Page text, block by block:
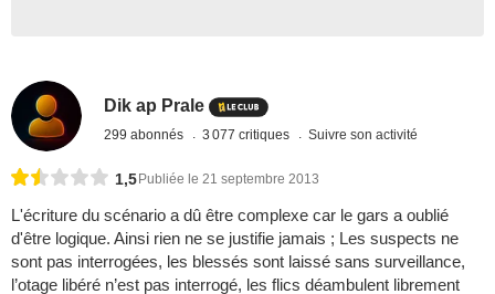
Dik ap Prale
299 abonnés 3 077 critiques Suivre son activité
1,5 Publiée le 21 septembre 2013
L'écriture du scénario a dû être complexe car le gars a oublié
d'être logique. Ainsi rien ne se justifie jamais ; Les suspects ne
sont pas interrogées, les blessés sont laissé sans surveillance,
l’otage libéré n’est pas interrogé, les flics déambulent librement